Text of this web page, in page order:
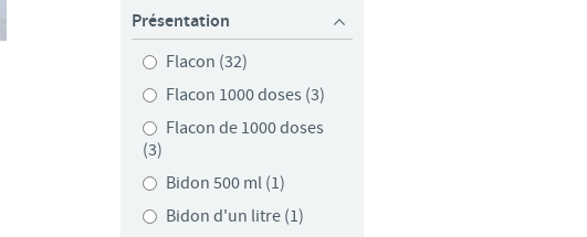
Présentation
Flacon (32)
Flacon 1000 doses (3)
Flacon de 1000 doses
(3)
Bidon 500 ml (1)
Bidon d'un litre (1)